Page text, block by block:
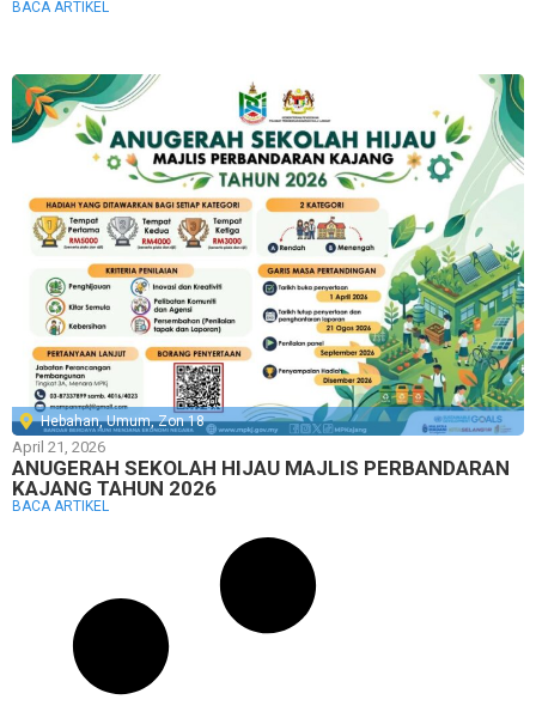
BACA ARTIKEL
Hebahan,Umum,Zon 18
April 21, 2026
ANUGERAH SEKOLAH HIJAU MAJLIS PERBANDARAN
KAJANG TAHUN 2026
BACA ARTIKEL